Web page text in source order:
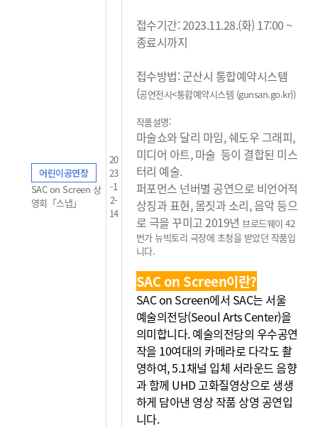
어린이공연장
SAC on Screen 상
영회「스냅」
20
23
-1
2-
14
접수기간: 2023.11.28.(화) 17:00 ~
종료시까지
접수방법: 군산시 통합예약시스템
(공연전시<통합예약시스템 (gunsan.go.kr))
작품설명:
마술쇼와 달리 마임, 쉐도우 그래피,
미디어 아트, 마술 등이 결합된 미스
터리 예술.
퍼포먼스 넌버별 공연으로 비언어적
상징과 표현, 몸짓과 소리, 음악 등으
로 극을 꾸미고 2019년브로드웨이 42
번가 뉴빅토리 극장에 초청을 받았던 작품입
니다.
SAC on Screen이란?
SAC on Screen에서 SAC는 서울
예술의전당(Seoul Arts Center)을
의미합니다. 예술의전당의 우수공연
작을 10여대의 카메라로 다각도 촬
영하여, 5.1채널 입체 서라운드 음향
과 함께 UHD 고화질영상으로 생생
하게 담아낸 영상 작품 상영 공연입
니다.